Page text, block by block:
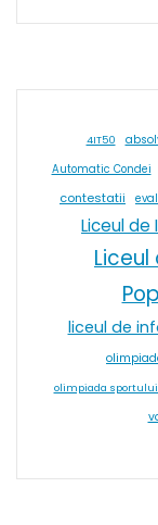
4IT50
Automatic Condei
contestatii
Liceul de
liceul de
olimpiada sportului